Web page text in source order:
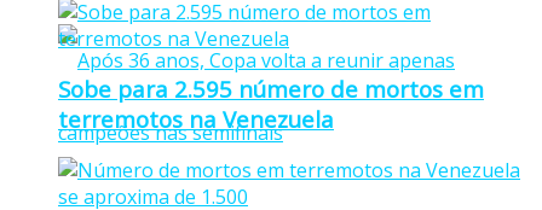
Sobe para 2.595 número de mortos em
terremotos na Venezuela